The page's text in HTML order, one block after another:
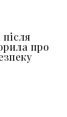
про